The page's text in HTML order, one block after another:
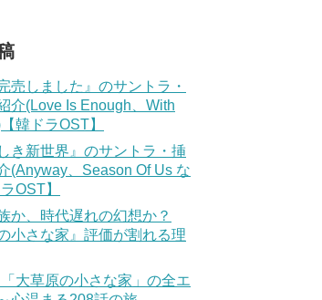
売しました』のサントラ・
介(Love Is Enough、With
韓ドラOST】
き新世界』のサントラ・挿
(Anyway、Season Of Us な
OST】
か、時代遅れの幻想か？
小さな家』評価が割れる理
大草原の小さな家」の全エ